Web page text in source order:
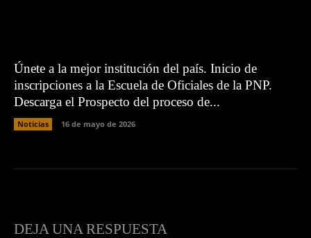
Únete a la mejor institución del país. Inicio de
inscripciones a la Escuela de Oficiales de la PNP.
Descarga el Prospecto del proceso de...
Noticias 16 de mayo de 2026
DEJA UNA RESPUESTA